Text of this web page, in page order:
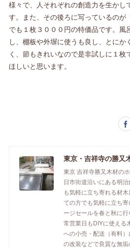
様々で、人それぞれの創造力を生かし
す。また、その後ろに写っているのが
でも１枚３０００円の特価品です。風
し、棚板や外塀に使うも良し、とにか
く、節もきれいなので是非試しに１枚
ほしいと思います。
東京 吉祥寺勝又木材の
日市街道沿いにある明
も気軽に立ち寄れる材
ての方でも気軽に立ち
ージセールを春と秋に
常営業日もDIYに使える
への小売・配送（有料
の改装などで良質な無